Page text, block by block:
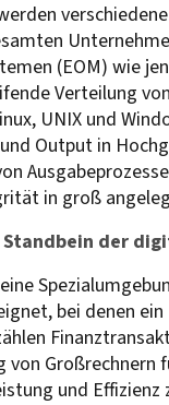
(EOM) wie
Verteilung
UNIX und
Output in
in groß
der
bei denen
von
und